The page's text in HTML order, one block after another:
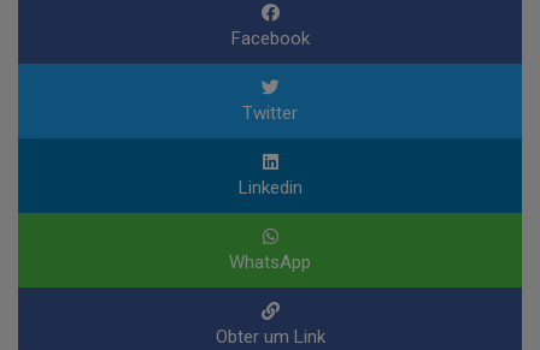
Facebook
Twitter
Linkedin
WhatsApp
Obter um Link